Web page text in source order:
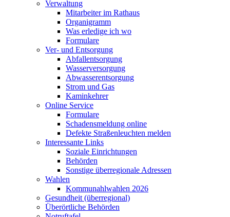
Verwaltung
Mitarbeiter im Rathaus
Organigramm
Was erledige ich wo
Formulare
Ver- und Entsorgung
Abfallentsorgung
Wasserversorgung
Abwasserentsorgung
Strom und Gas
Kaminkehrer
Online Service
Formulare
Schadensmeldung online
Defekte Straßenleuchten melden
Interessante Links
Soziale Einrichtungen
Behörden
Sonstige überregionale Adressen
Wahlen
Kommunahlwahlen 2026
Gesundheit (überregional)
Überörtliche Behörden